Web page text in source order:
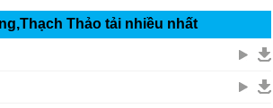
Thảo tải nhiều nhất